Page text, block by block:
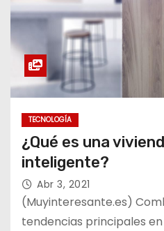
TECNOLOGÍA
¿Qué es una
inteligente?
Abr 3, 2021
(Muyinteresante.es)
tendencias principales